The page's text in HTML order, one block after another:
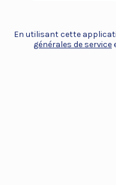
En utilisant cette
générales de service